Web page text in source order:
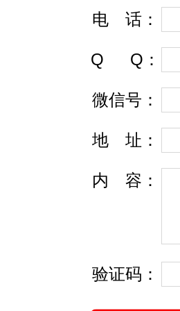
电 话 ：
Q Q ：
微信号：
地 址 ：
内 容 ：
验证码：